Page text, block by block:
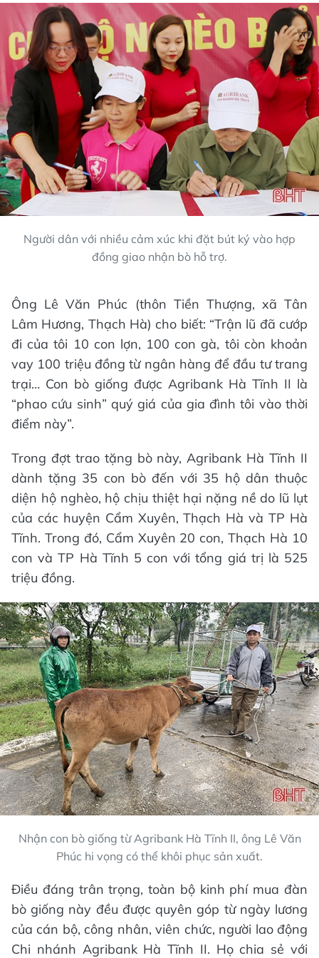
Người dân với nhiều cảm xúc khi đặt bút ký vào hợp
đồng giao nhận bò hỗ trợ.
Ông Lê Văn Phúc (thôn Tiền Thượng, xã Tân
Lâm Hương, Thạch Hà) cho biết: “Trận lũ đã cướp
đi của tôi 10 con lợn, 100 con gà, tôi còn khoản
vay 100 triệu đồng từ ngân hàng để đầu tư trang
trại… Con bò giống được Agribank Hà Tĩnh II là
“phao cứu sinh” quý giá của gia đình tôi vào thời
điểm này”.
Trong đợt trao tặng bò này, Agribank Hà Tĩnh II
dành tặng 35 con bò đến với 35 hộ dân thuộc
diện hộ nghèo, hộ chịu thiệt hại nặng nề do lũ lụt
của các huyện Cẩm Xuyên, Thạch Hà và TP Hà
Tĩnh. Trong đó, Cẩm Xuyên 20 con, Thạch Hà 10
con và TP Hà Tĩnh 5 con với tổng giá trị là 525
triệu đồng.
Nhận con bò giống từ Agribank Hà Tĩnh II, ông Lê Văn
Phúc hi vọng có thể khôi phục sản xuất.
Điều đáng trân trọng, toàn bộ kinh phí mua đàn
bò giống này đều được quyên góp từ ngày lương
của cán bộ, công nhân, viên chức, người lao động
Chi nhánh Agribank Hà Tĩnh II. Họ chia sẻ với